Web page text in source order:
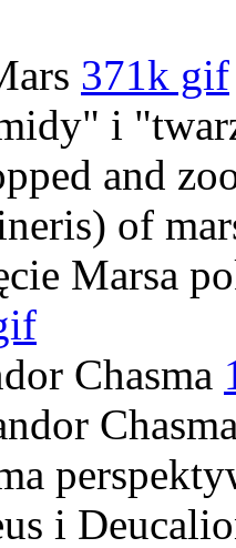
371k gif
i
and
of
Marsa
Chasma
i